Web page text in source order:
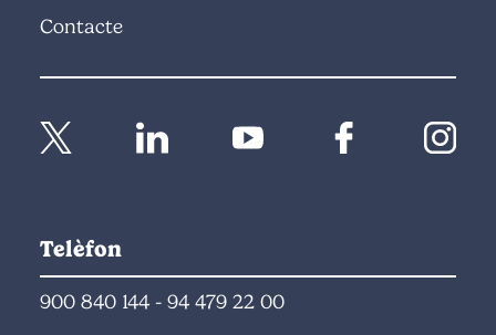
Contacte
Telèfon
900 840 144 - 94 479 22 00